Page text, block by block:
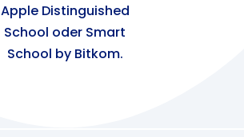
Apple Distinguished
School oder Smart
School by Bitkom.